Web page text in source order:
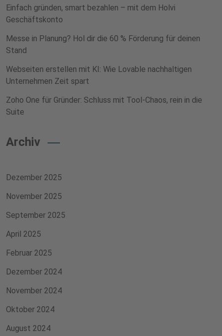
Einfach gründen, smart bezahlen – mit dem Holvi
Geschäftskonto
Messe in Planung? Hol dir die 60 % Förderung für deinen
Stand
Webseiten erstellen mit KI: Wie Lovable nachhaltigen
Unternehmen Zeit spart
Zoho One für Gründer: Schluss mit Tool-Chaos, rein in die
Suite
Archiv
Dezember 2025
November 2025
September 2025
April 2025
Februar 2025
Dezember 2024
November 2024
Oktober 2024
August 2024